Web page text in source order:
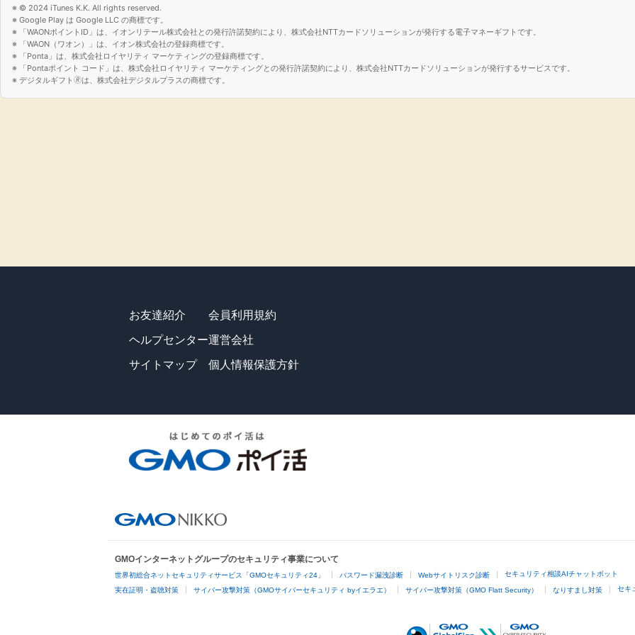
© 2024 iTunes K.K. All rights reserved.
Google Play は Google LLC の商標です。
「WAONポイントID」は、イオンリテール株式会社との発行許諾契約により、株式会社NTTカードソリューションが発行する電子マネーギフトです。
「WAON（ワオン）」は、イオン株式会社の登録商標です。
「Ponta」は、株式会社ロイヤリティ マーケティングの登録商標です。
「Pontaポイント コード」は、株式会社ロイヤリティ マーケティングとの発行許諾契約により、株式会社NTTカードソリューションが発行するサービスです。
デジタルギフト🄬は、株式会社デジタルプラスの商標です。
お友達紹介
ヘルプセンター
サイトマップ
会員利用規約
運営会社
個人情報保護方針
GMOインターネットグループのセキュリティ事業について
世界初総合ネットセキュリティサービス「GMOセキュリティ24」 パスワード漏洩診断 Webサイトリスク診断 セキュリティ相談AIチャットボット
実在証明・盗聴対策 サイバー攻撃対策（GMOサイバーセキュリティ byイエラエ） サイバー攻撃対策（GMO Flatt Security） なりすまし対策 セキ